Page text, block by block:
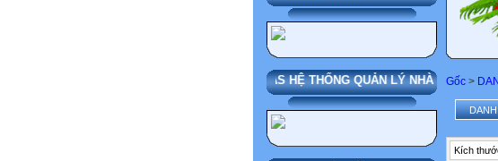
SMAS HỆ THỐNG QUẢN LÝ NHÀ TRƯỜNG
Gốc >
Kích